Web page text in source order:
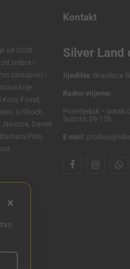
od 2008
srebra i
zastupnici i
koje
Fossil, ,
G-Shock,
Daniel
Polo,
Kontakt
Silver Land
Sjedište: Branilaca
Radno vrijeme:
Ponedjeljak – petak
Subota: 09-15h
E mail:
×